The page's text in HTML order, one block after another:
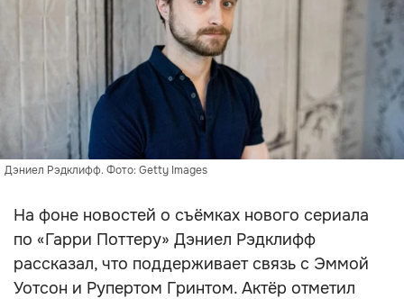
Дэниел Рэдклифф. Фото: Getty Images
На фоне новостей о съёмках нового сериала
по «Гарри Поттеру» Дэниел Рэдклифф
рассказал, что поддерживает связь с Эммой
Уотсон и Рупертом Гринтом. Актёр отметил